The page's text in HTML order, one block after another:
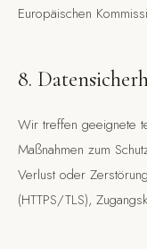
Europäischen
8.
Wir treffen geeignete
Maßnahmen zum
Verlust oder
(HTTPS/TLS),